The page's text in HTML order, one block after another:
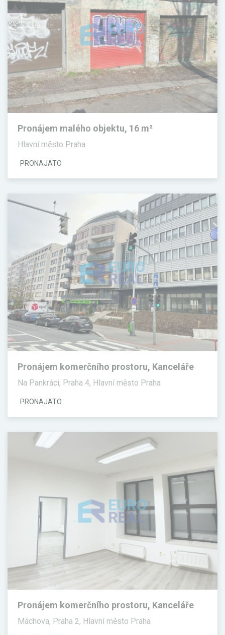
Pronájem malého objektu, 16 m²
Hlavní město Praha
PRONAJATO
Pronájem komerčního prostoru, Kanceláře
Na Pankráci, Praha 4, Hlavní město Praha
PRONAJATO
Pronájem komerčního prostoru, Kanceláře
Máchova, Praha 2, Hlavní město Praha